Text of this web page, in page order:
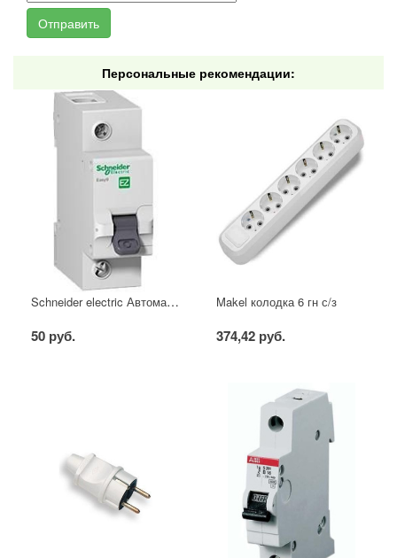
Персональные рекомендации:
Schneider electric Автоматический выключатель 1/40А
50 руб.
Makel колодка 6 гн с/з
374,42 руб.